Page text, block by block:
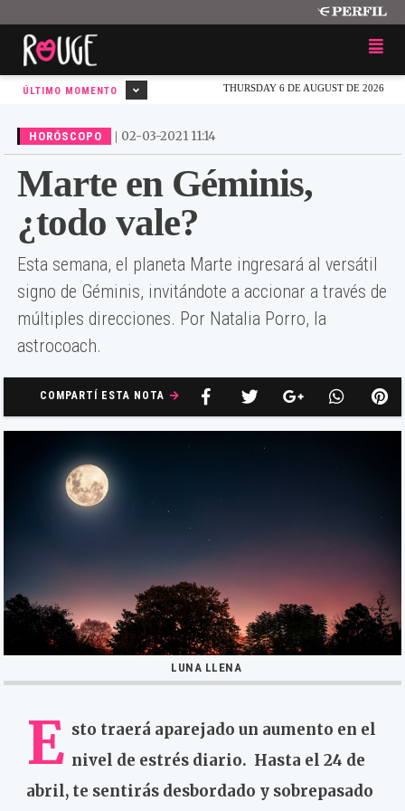
THURSDAY 6 DE AUGUST DE 2026
ÚLTIMO MOMENTO
HORÓSCOPO | 02-03-2021 11:14
Marte en Géminis,
¿todo vale?
Esta semana, el planeta Marte ingresará al versátil
signo de Géminis, invitándote a accionar a través de
múltiples direcciones. Por Natalia Porro, la
astrocoach.
COMPARTÍ ESTA NOTA
LUNA LLENA
E sto traerá aparejado un aumento en el
nivel de estrés diario. Hasta el 24 de
abril, te sentirás desbordado y sobrepasado